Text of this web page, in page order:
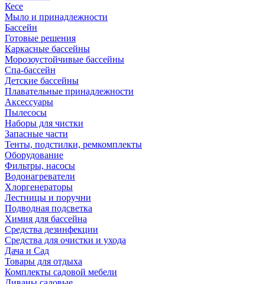
Кесе
Мыло и принадлежности
Бассейн
Готовые решения
Каркасные бассейны
Морозоустойчивые бассейны
Спа-бассейн
Детские бассейны
Плавательные принадлежности
Аксессуары
Пылесосы
Наборы для чистки
Запасные части
Тенты, подстилки, ремкомплекты
Оборудование
Фильтры, насосы
Водонагреватели
Хлоргенераторы
Лестницы и поручни
Подводная подсветка
Химия для бассейна
Средства дезинфекции
Средства для очистки и ухода
Дача и Сад
Товары для отдыха
Комплекты садовой мебели